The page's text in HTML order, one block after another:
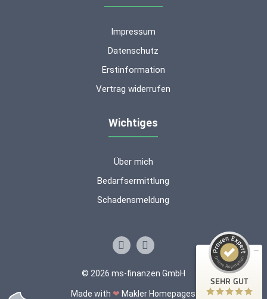
Impressum
Datenschutz
Erstinformation
Vertrag widerrufen
Wichtiges
Über mich
Bedarfsermittlung
Schadensmeldung
© 2026 ms-finanzen GmbH
Made with❤ Makler Homepages
SEHR GUT
ms-finanzen GmbH
SEHR GUT
53
Bewertungen auf
ProvenExpert.com
Bewertungen von 2